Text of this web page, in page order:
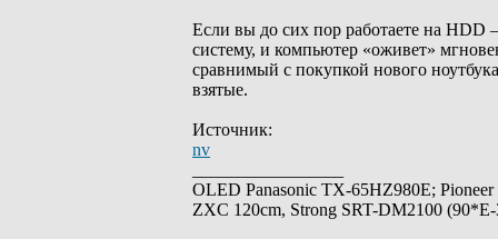
Если вы до сих пор работаете на HDD
систему, и компьютер «оживет»
сравнимый с покупкой нового
взятые.
Источник:
nv
OLED Panasonic TX-65HZ980E;
ZXC 120cm, Strong SRT-DM2100